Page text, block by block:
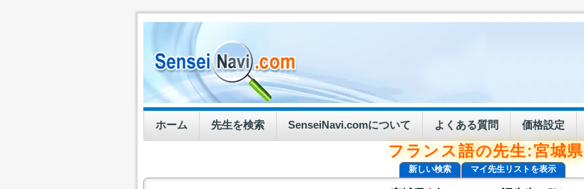
ホーム 先生を検索 SenseiNavi.comについて よくある質問 価格設定
フランス語の先生:宮城県
新しい検索 マイ先生リストを表示